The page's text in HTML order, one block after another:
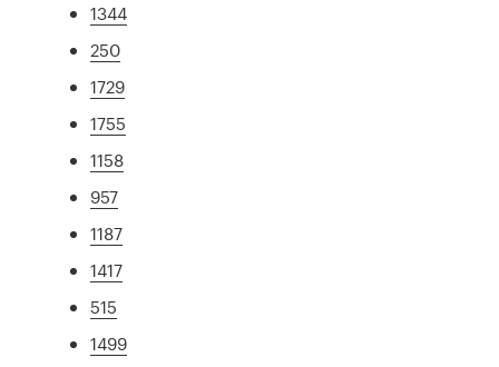
1344
250
1729
1755
1158
957
1187
1417
515
1499